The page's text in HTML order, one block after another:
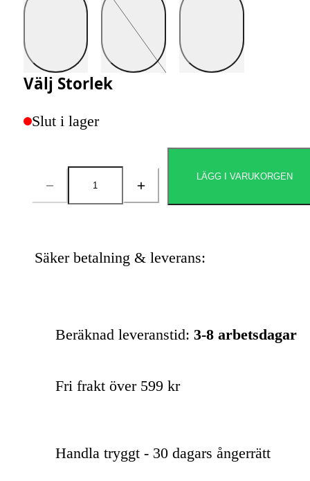
Välj Storlek
Slut i lager
Antal
LÄGG I VARUKORGEN
Säker betalning & leverans:
Beräknad leveranstid: 3-8 arbetsdagar
Fri frakt över 599 kr
Handla tryggt - 30 dagars ångerrätt